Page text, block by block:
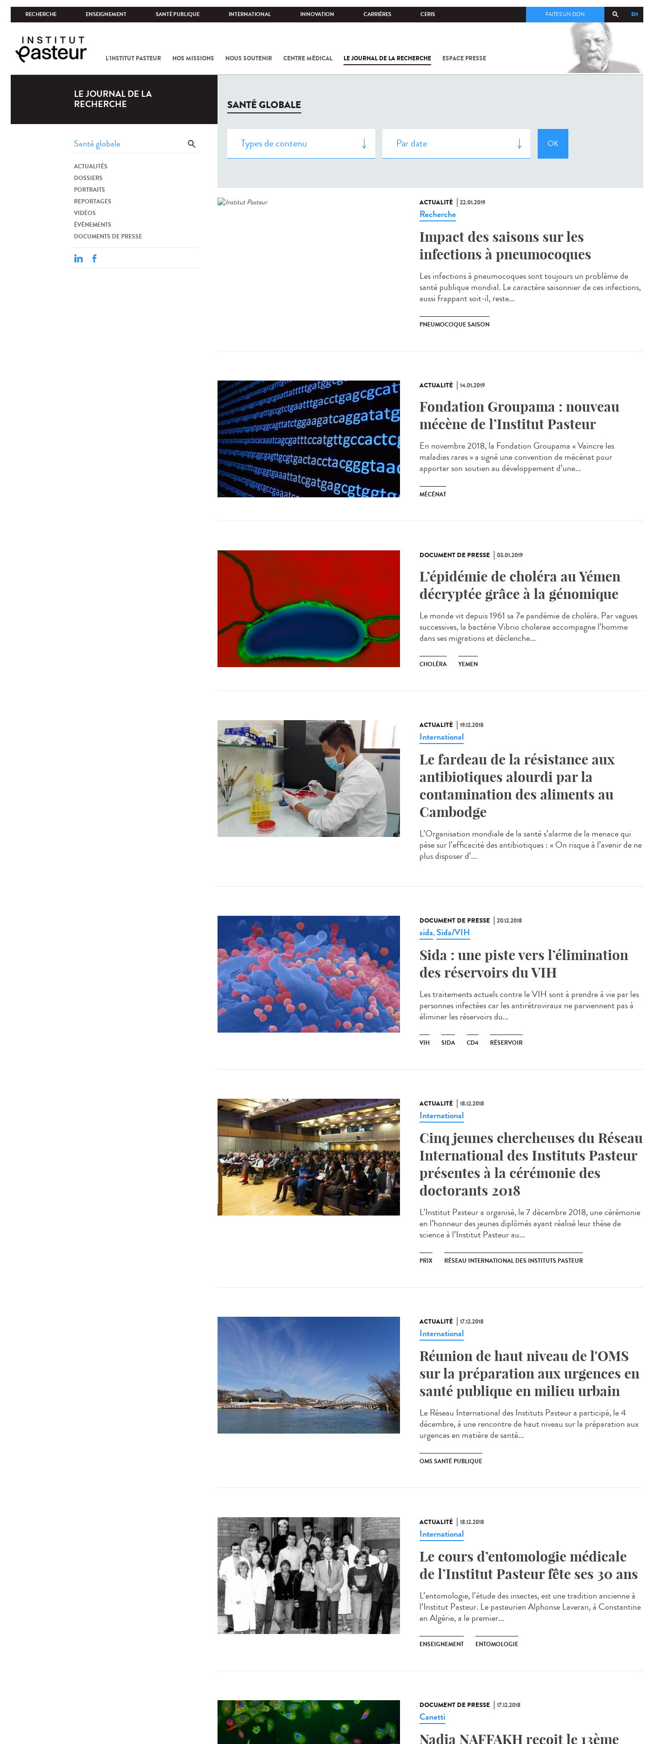
RECHERCHE ENSEIGNEMENT SANTÉ PUBLIQUE INTERNATIONAL INNOVATION CARRIÈRES CERIS EN
FAITES UN DON
L'INSTITUT PASTEUR NOS MISSIONS NOUS SOUTENIR CENTRE MÉDICAL LE JOURNAL DE LA RECHERCHE ESPACE PRESSE
COV-2 /
LE JOURNAL DE LA
RECHERCHE
ACTUALITÉS
DOSSIERS
PORTRAITS
REPORTAGES
VIDÉOS
ÉVÉNEMENTS
DOCUMENTS DE PRESSE
SANTÉ GLOBALE
ACTUALITÉ 22.01.2019
Recherche
Impact des saisons sur les
infections à pneumocoques
Les infections à pneumocoques sont toujours un problème de
santé publique mondial. Le caractère saisonnier de ces infections,
aussi frappant soit-il, reste...
PNEUMOCOQUE SAISON
ACTUALITÉ 14.01.2019
Fondation Groupama : nouveau
mécène de l’Institut Pasteur
En novembre 2018, la Fondation Groupama « Vaincre les
maladies rares » a signé une convention de mécénat pour
apporter son soutien au développement d’une...
MÉCÉNAT
DOCUMENT DE PRESSE 03.01.2019
L’épidémie de choléra au Yémen
décryptée grâce à la génomique
Le monde vit depuis 1961 sa 7e pandémie de choléra. Par vagues
successives, la bactérie Vibrio cholerae accompagne l’homme
dans ses migrations et déclenche...
CHOLÉRA YEMEN
ACTUALITÉ 19.12.2018
International
Le fardeau de la résistance aux
antibiotiques alourdi par la
contamination des aliments au
Cambodge
L’Organisation mondiale de la santé s’alarme de la menace qui
pèse sur l’efficacité des antibiotiques : « On risque à l’avenir de ne
plus disposer d’...
DOCUMENT DE PRESSE 20.12.2018
sida,Sida/VIH
Sida : une piste vers l’élimination
des réservoirs du VIH
Les traitements actuels contre le VIH sont à prendre à vie par les
personnes infectées car les antirétroviraux ne parviennent pas à
éliminer les réservoirs du...
VIH SIDA CD4 RÉSERVOIR
ACTUALITÉ 18.12.2018
International
Cinq jeunes chercheuses du Réseau
International des Instituts Pasteur
présentes à la cérémonie des
doctorants 2018
L’Institut Pasteur a organisé, le 7 décembre 2018, une cérémonie
en l’honneur des jeunes diplômés ayant réalisé leur thèse de
science à l’Institut Pasteur au...
PRIX RÉSEAU INTERNATIONAL DES INSTITUTS PASTEUR
ACTUALITÉ 17.12.2018
International
Réunion de haut niveau de l'OMS
sur la préparation aux urgences en
santé publique en milieu urbain
Le Réseau International des Instituts Pasteur a participé, le 4
décembre, à une rencontre de haut niveau sur la préparation aux
urgences en matière de santé...
OMS SANTÉ PUBLIQUE
ACTUALITÉ 18.12.2018
International
Le cours d’entomologie médicale
de l’Institut Pasteur fête ses 30 ans
L’entomologie, l’étude des insectes, est une tradition ancienne à
l’Institut Pasteur. Le pasteurien Alphonse Laveran, à Constantine
en Algérie, a le premier...
ENSEIGNEMENT ENTOMOLOGIE
DOCUMENT DE PRESSE 17.12.2018
Canetti
Nadia NAFFAKH reçoit le 13ème